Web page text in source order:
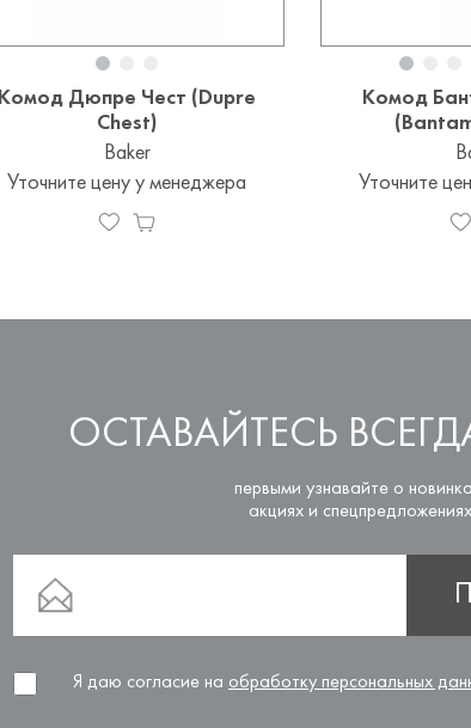
Комод Дюпре Чест (Dupre
Chest)
Baker
Уточните цену у менеджера
Комод
Уточните
ОСТАВАЙТЕСЬ
первыми узнавайте о
акциях и спецпредложениях
Я даю согласие на обработку персональных